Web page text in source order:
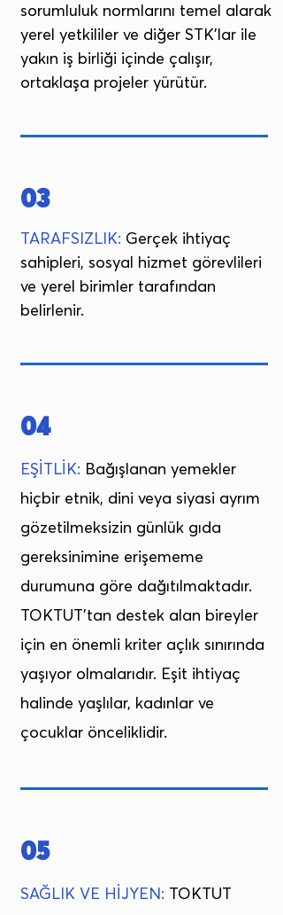
sorumluluk normlarını temel alarak
yerel yetkililer ve diğer STK'lar ile
yakın iş birliği içinde çalışır,
ortaklaşa projeler yürütür.
03
TARAFSIZLIK: Gerçek ihtiyaç
sahipleri, sosyal hizmet görevlileri
ve yerel birimler tarafından
belirlenir.
04
EŞİTLİK: Bağışlanan yemekler
hiçbir etnik, dini veya siyasi ayrım
gözetilmeksizin günlük gıda
gereksinimine erişememe
durumuna göre dağıtılmaktadır.
TOKTUT’tan destek alan bireyler
için en önemli kriter açlık sınırında
yaşıyor olmalarıdır. Eşit ihtiyaç
halinde yaşlılar, kadınlar ve
çocuklar önceliklidir.
05
SAĞLIK VE HİJYEN: TOKTUT